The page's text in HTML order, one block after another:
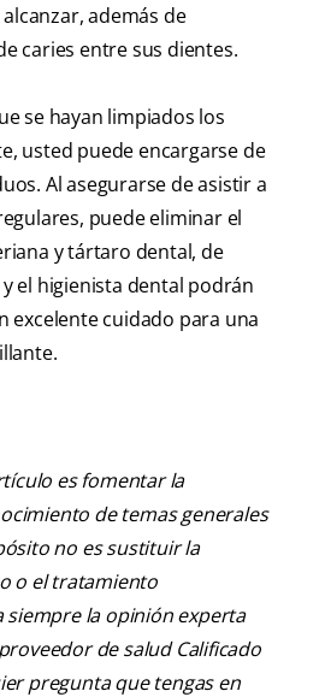
además de
caries entre sus dientes.
se hayan limpiados los
usted puede encargarse de
Al asegurarse de asistir a
puede eliminar el
y tártaro dental, de
el higienista dental podrán
excelente cuidado para una
es fomentar la
de temas generales
no es sustituir la
o el tratamiento
siempre la opinión experta
de salud Calificado
pregunta que tengas en